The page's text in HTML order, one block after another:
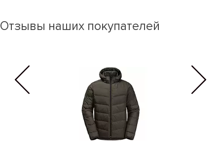
Отзывы наших покупателей